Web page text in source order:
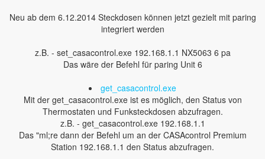
Neu ab dem 6.12.2014 Steckdosen können jetzt gezielt mit paring
integriert werden
z.B. - set_casacontrol.exe 192.168.1.1 NX5063 6 pa
Das wäre der Befehl für paring Unit 6
get_casacontrol.exe
Mit der get_casacontrol.exe ist es möglich, den Status von
Thermostaten und Funksteckdosen abzufragen.
z.B. - get_casacontrol.exe 192.168.1.1
Das "ml;re dann der Befehl um an der CASAcontrol Premium
Station 192.168.1.1 den Status abzufragen.